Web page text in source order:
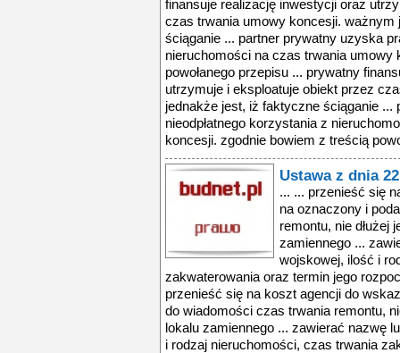
finansuje realizację inwestycji oraz
czas trwania umowy koncesji. ważnym
ściąganie ... partner prywatny uzyska
nieruchomości na czas trwania umowy
powołanego przepisu ... prywatny
utrzymuje i eksploatuje obiekt przez
jednakże jest, iż faktyczne ściąganie
nieodpłatnego korzystania z
koncesji. zgodnie bowiem z treścią
Ustawa z dnia
... ... przenieść się
na oznaczony i
remontu, nie dłużej
zamiennego ...
wojskowej, ilość i
zakwaterowania oraz termin jego
przenieść się na koszt agencji do
do wiadomości czas trwania remontu,
lokalu zamiennego ... zawierać nazwę
i rodzaj nieruchomości, czas trwania